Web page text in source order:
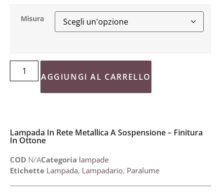
Misura
AGGIUNGI AL CARRELLO
Lampada In Rete Metallica A Sospensione – Finitura
In Ottone
COD N/ACategoria lampade
Etichette Lampada, Lampadario, Paralume